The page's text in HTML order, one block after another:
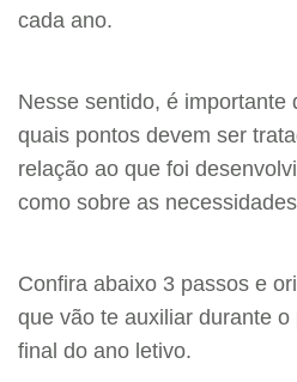
cada ano.
Nesse sentido, é importante
quais pontos devem ser
relação ao que foi
como sobre as
Confira abaixo 3 passos e
que vão te auxiliar durante
final do ano letivo.